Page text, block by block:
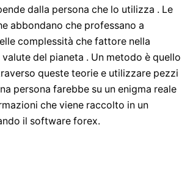
dalla persona che lo utilizza . Le
abbondano che professano a
complessità che fattore nella
del pianeta . Un metodo è quello
queste teorie e utilizzare pezzi
persona farebbe su un enigma reale
che viene raccolto in un
il software forex.